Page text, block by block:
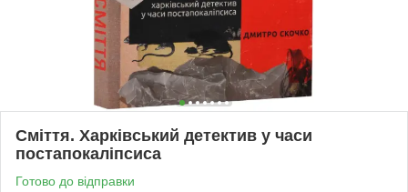
Сміття. Харківський детектив у часи
постапокаліпсиса
Готово до відправки